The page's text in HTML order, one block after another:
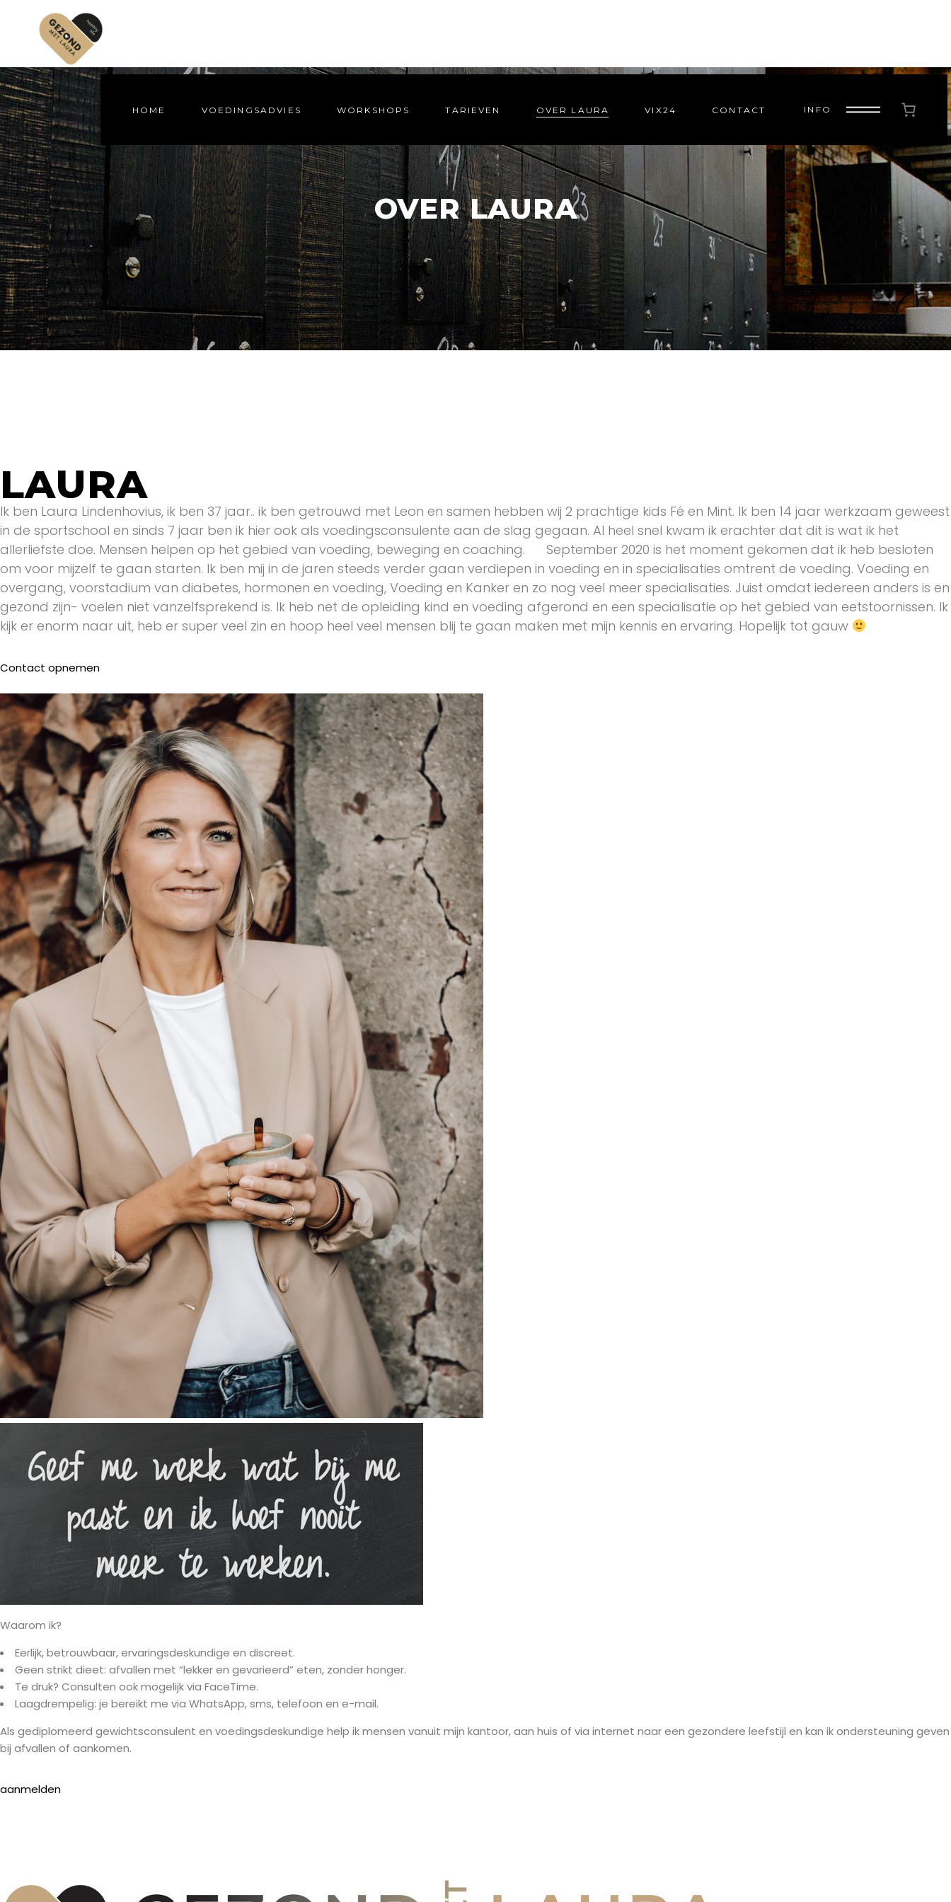
HOME VOEDINGSADVIES WORKSHOPS TARIEVEN OVER LAURA VIX24 CONTACT INFO
OVER LAURA
LAURA
Ik ben Laura Lindenhovius, ik ben 37 jaar.. ik ben getrouwd met Leon en samen hebben wij 2 prachtige kids Fé en Mint. Ik ben 14 jaar werkzaam geweest
in de sportschool en sinds 7 jaar ben ik hier ook als voedingsconsulente aan de slag gegaan. Al heel snel kwam ik erachter dat dit is wat ik het
allerliefste doe. Mensen helpen op het gebied van voeding, beweging en coaching. September 2020 is het moment gekomen dat ik heb besloten
om voor mijzelf te gaan starten. Ik ben mij in de jaren steeds verder gaan verdiepen in voeding en in specialisaties omtrent de voeding. Voeding en
overgang, voorstadium van diabetes, hormonen en voeding, Voeding en Kanker en zo nog veel meer specialisaties. Juist omdat iedereen anders is en
gezond zijn- voelen niet vanzelfsprekend is. Ik heb net de opleiding kind en voeding afgerond en een specialisatie op het gebied van eetstoornissen. Ik
kijk er enorm naar uit, heb er super veel zin en hoop heel veel mensen blij te gaan maken met mijn kennis en ervaring. Hopelijk tot gauw
Contact opnemen
Waarom ik?
Eerlijk, betrouwbaar, ervaringsdeskundige en discreet.
Geen strikt dieet: afvallen met “lekker en gevarieerd” eten, zonder honger.
Te druk? Consulten ook mogelijk via FaceTime.
Laagdrempelig: je bereikt me via WhatsApp, sms, telefoon en e-mail.
Als gediplomeerd gewichtsconsulent en voedingsdeskundige help ik mensen vanuit mijn kantoor, aan huis of via internet naar een gezondere leefstijl en kan ik ondersteuning geven
bij afvallen of aankomen.
aanmelden